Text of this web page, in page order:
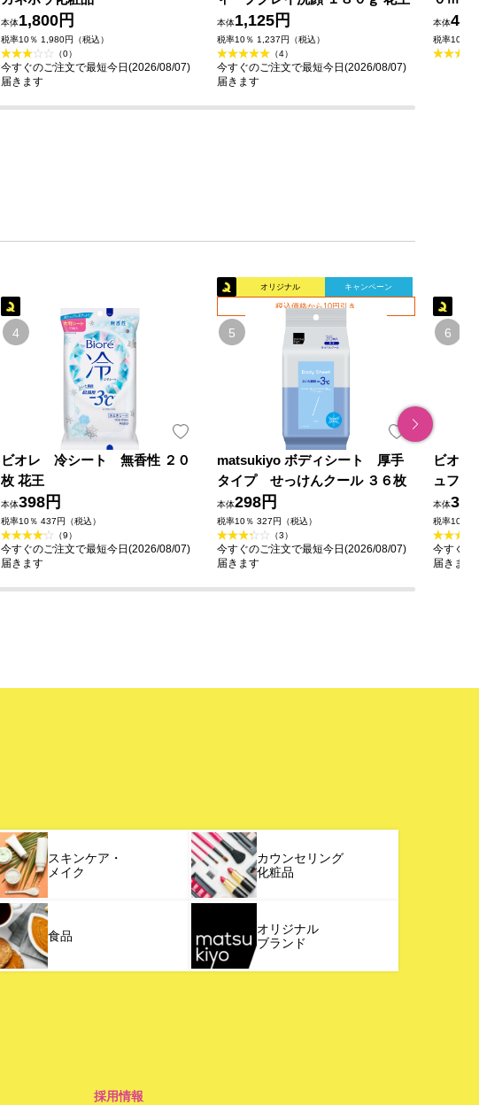
本体1,800円
税率10％ 1,980円（税込）
（0）
今すぐのご注文で最短今日(2026/08/07)
届きます
本体1,125円
税率10％ 1,237円（税込）
（4）
今すぐのご注文で最短今日(2026/08/07)
届きます
本体
税率10％
ビオレ 冷シート 無香性 ２０
枚 花王
本体398円
税率10％ 437円（税込）
（9）
今すぐのご注文で最短今日(2026/08/07)
届きます
オリジナル キャンペーン
税込価格から10円引き
matsukiyo ボディシート 厚手
タイプ せっけんクール ３６枚
本体298円
税率10％ 327円（税込）
（3）
今すぐのご注文で最短今日(2026/08/07)
届きます
ビオ
ュフロ
本体
税率10％
今すぐの
届きます
スキンケア・
メイク
カウンセリング
化粧品
食品
オリジナル
ブランド
採用情報